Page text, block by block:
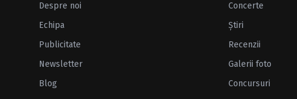
Despre noi
Echipa
Publicitate
Newsletter
Blog
Concerte
Ştiri
Recenzii
Galerii foto
Concursuri